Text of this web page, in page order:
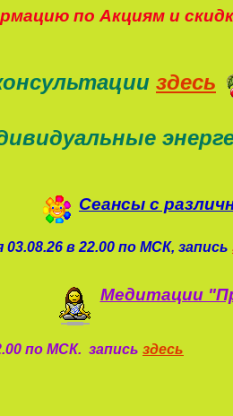
по Акциям и
здесь
Сеансы с
в 22.00 по МСК, запись
Медитации
по МСК. запись здесь